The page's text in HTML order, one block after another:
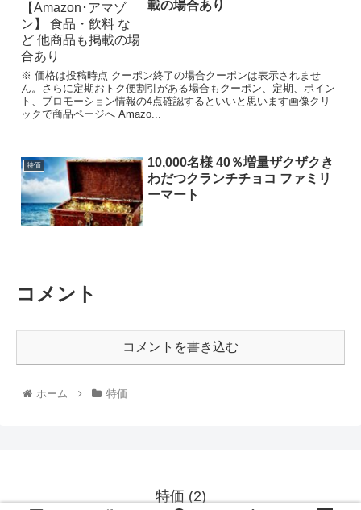
載の場合あり
※ 価格は投稿時点 クーポン終了の場合クーポンは表示されませ
ん。さらに定期おトク便割引がある場合もクーポン、定期、ポイン
ト、プロモーション情報の4点確認するといいと思います画像クリ
ックで商品ページへ Amazo...
特価
10,000名様 40％増量ザクザクき
わだつクランチチョコ ファミリ
ーマート
コメント
コメントを書き込む
ホーム 特価
特価 (2)